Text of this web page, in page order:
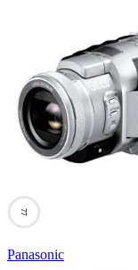
77
Panasonic